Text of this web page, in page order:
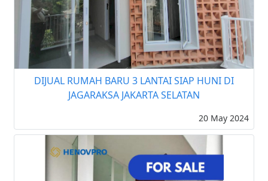
DIJUAL RUMAH BARU 3 LANTAI SIAP HUNI DI
JAGARAKSA JAKARTA SELATAN
20 May 2024